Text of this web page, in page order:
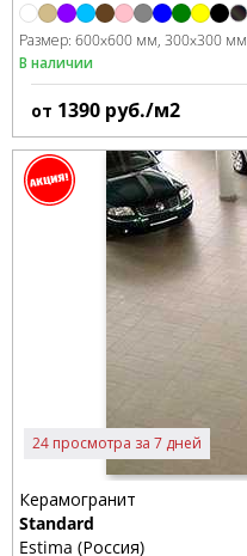
Размер: 600x600 мм 300x300 мм
В наличии
от 1390 руб./м2
24 просмотра за 7 дней
Керамогранит
Standard
Estima (Россия)